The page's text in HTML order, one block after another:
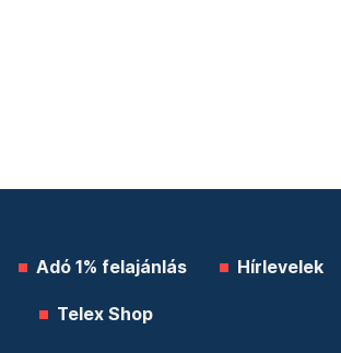
Adó 1% felajánlás Hírlevelek
Telex Shop